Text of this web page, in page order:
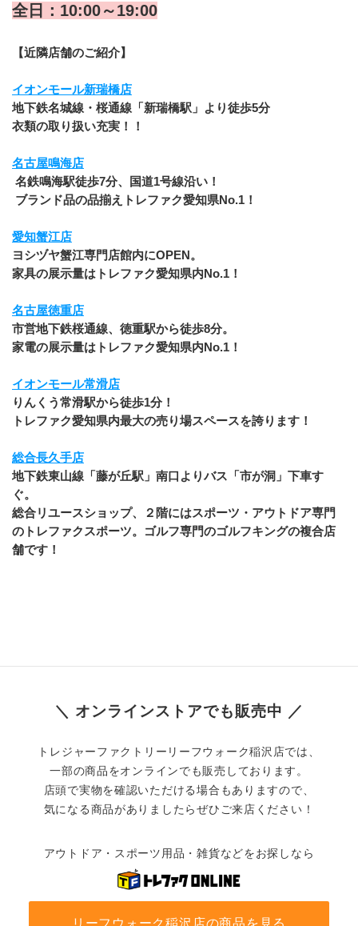
全日：10:00～19:00
【近隣店舗のご紹介】
イオンモール新瑞橋店
地下鉄名城線・桜通線「新瑞橋駅」より徒歩5分
衣類の取り扱い充実！！
名古屋鳴海店
名鉄鳴海駅徒歩7分、国道1号線沿い！
ブランド品の品揃えトレファク愛知県No.1！
愛知蟹江店
ヨシヅヤ蟹江専門店館内にOPEN。
家具の展示量はトレファク愛知県内No.1！
名古屋徳重店
市営地下鉄桜通線、徳重駅から徒歩8分。
家電の展示量はトレファク愛知県内No.1！
イオンモール常滑店
りんくう常滑駅から徒歩1分！
トレファク愛知県内最大の売り場スペースを誇ります！
総合長久手店
地下鉄東山線「藤が丘駅」南口よりバス「市が洞」下車す
ぐ。
総合リユースショップ、２階にはスポーツ・アウトドア専門
のトレファクスポーツ。ゴルフ専門のゴルフキングの複合店
舗です！
＼ オンラインストアでも販売中 ／
トレジャーファクトリーリーフウォーク稲沢店では、
一部の商品をオンラインでも販売しております。
店頭で実物を確認いただける場合もありますので、
気になる商品がありましたらぜひご来店ください！
アウトドア・スポーツ用品・雑貨などをお探しなら
リーフウォーク稲沢店の商品を見る